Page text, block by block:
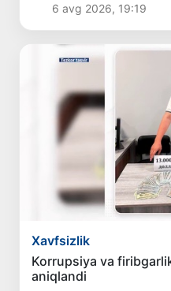
6 avg 2026, 19:19
Xavfsizlik
Korrupsiya va
aniqlandi